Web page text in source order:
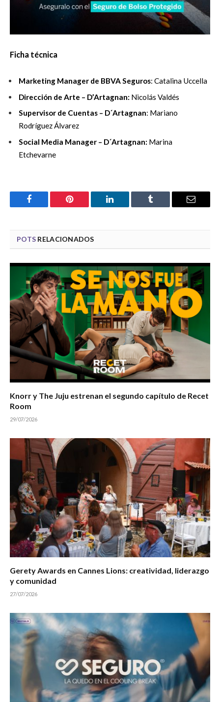
Ficha técnica
Marketing Manager de BBVA Seguros: Catalina Uccella
Dirección de Arte – D’Artagnan: Nicolás Valdés
Supervisor de Cuentas – D´Artagnan: Mariano
Rodríguez Álvarez
Social Media Manager – D´Artagnan: Marina
Etchevarne
Facebook Pinterest LinkedIn Tumblr Email
POTS RELACIONADOS
Knorr y The Juju estrenan el segundo capítulo de Recet
Room
29/07/2026
Gerety Awards en Cannes Lions: creatividad, liderazgo
y comunidad
27/07/2026